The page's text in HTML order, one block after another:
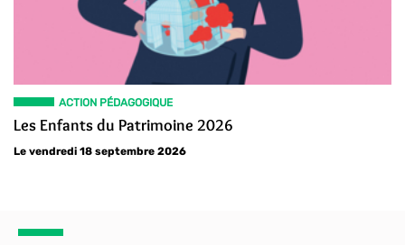
ACTION PÉDAGOGIQUE
Les Enfants du Patrimoine 2026
Le vendredi 18 septembre 2026